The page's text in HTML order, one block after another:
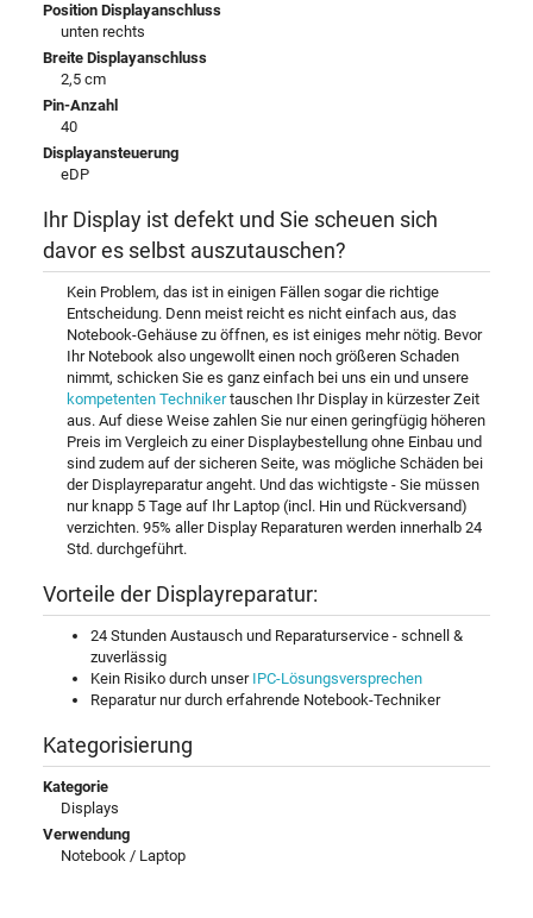
Position Displayanschluss
unten rechts
Breite Displayanschluss
2,5 cm
Pin-Anzahl
40
Displayansteuerung
eDP
Ihr Display ist defekt und Sie scheuen sich
davor es selbst auszutauschen?
Kein Problem, das ist in einigen Fällen sogar die richtige
Entscheidung. Denn meist reicht es nicht einfach aus, das
Notebook-Gehäuse zu öffnen, es ist einiges mehr nötig. Bevor
Ihr Notebook also ungewollt einen noch größeren Schaden
nimmt, schicken Sie es ganz einfach bei uns ein und unsere
kompetenten Technikertauschen Ihr Display in kürzester Zeit
aus. Auf diese Weise zahlen Sie nur einen geringfügig höheren
Preis im Vergleich zu einer Displaybestellung ohne Einbau und
sind zudem auf der sicheren Seite, was mögliche Schäden bei
der Displayreparatur angeht. Und das wichtigste - Sie müssen
nur knapp 5 Tage auf Ihr Laptop (incl. Hin und Rückversand)
verzichten. 95% aller Display Reparaturen werden innerhalb 24
Std. durchgeführt.
Vorteile der Displayreparatur:
24 Stunden Austausch und Reparaturservice - schnell &
zuverlässig
Kein Risiko durch unser IPC-Lösungsversprechen
Reparatur nur durch erfahrende Notebook-Techniker
Kategorisierung
Kategorie
Displays
Verwendung
Notebook / Laptop